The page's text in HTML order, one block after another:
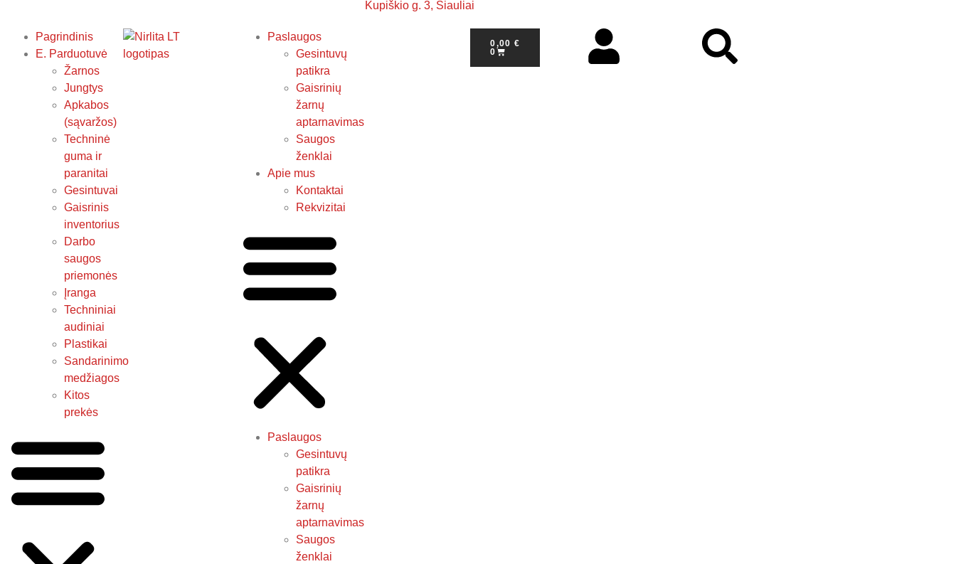
Kupiškio g. 3, Šiauliai
Pagrindinis
E. Parduotuvė
Žarnos
Jungtys
Apkabos
(sąvaržos)
Techninė
guma ir
paranitai
Gesintuvai
Gaisrinis
inventorius
Darbo
saugos
priemonės
Įranga
Techniniai
audiniai
Plastikai
Sandarinimo
medžiagos
Kitos
prekės
Paslaugos
Gesintuvų
patikra
Gaisrinių
žarnų
aptarnavimas
Saugos
ženklai
Apie mus
Kontaktai
Rekvizitai
Paslaugos
Gesintuvų
patikra
Gaisrinių
žarnų
aptarnavimas
Saugos
ženklai
0,00 €
0